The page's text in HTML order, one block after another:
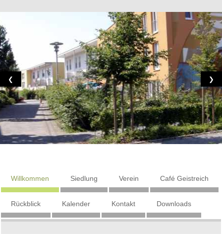
❮ ❯
Willkommen Siedlung Verein Café Geistreich
Rückblick Kalender Kontakt Downloads